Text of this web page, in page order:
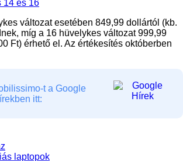
változat esetében 849,99 dollártól (kb.
míg a 16 hüvelykes változat 999,99
Ft) érhető el. Az értékesítés októberben
t a Google
itt:
laptopok